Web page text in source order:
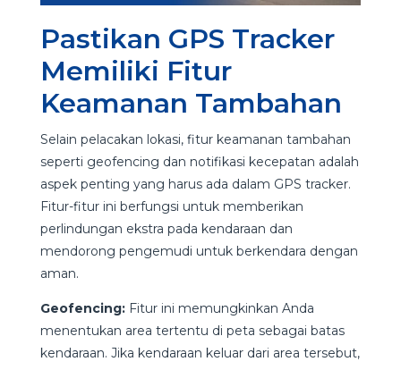
Pastikan GPS Tracker
Memiliki Fitur
Keamanan Tambahan
Selain pelacakan lokasi, fitur keamanan tambahan
seperti geofencing dan notifikasi kecepatan adalah
aspek penting yang harus ada dalam GPS tracker.
Fitur-fitur ini berfungsi untuk memberikan
perlindungan ekstra pada kendaraan dan
mendorong pengemudi untuk berkendara dengan
aman.
Geofencing:Fitur ini memungkinkan Anda
menentukan area tertentu di peta sebagai batas
kendaraan. Jika kendaraan keluar dari area tersebut,